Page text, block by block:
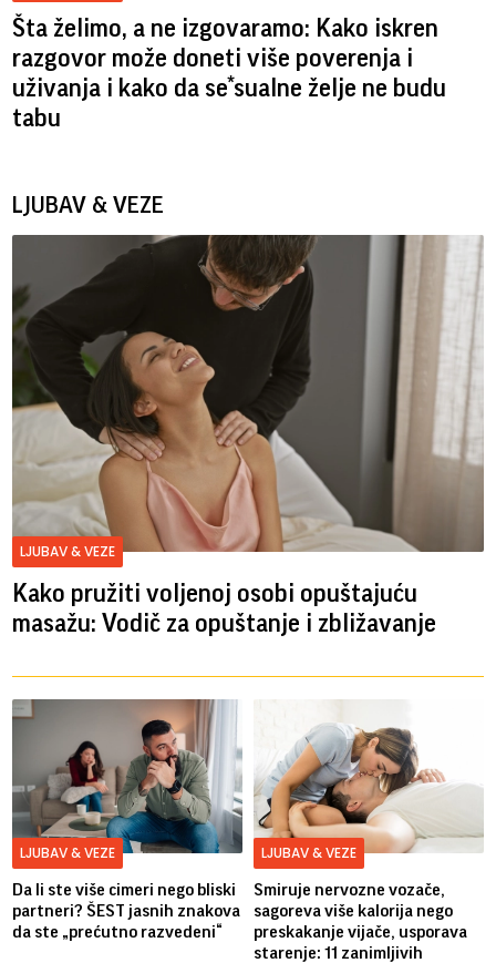
Šta želimo, a ne izgovaramo: Kako iskren
razgovor može doneti više poverenja i
uživanja i kako da se*sualne želje ne budu
tabu
LJUBAV & VEZE
LJUBAV & VEZE
Kako pružiti voljenoj osobi opuštajuću
masažu: Vodič za opuštanje i zbližavanje
LJUBAV & VEZE
Da li ste više cimeri nego bliski
partneri? ŠEST jasnih znakova
da ste „prećutno razvedeni“
LJUBAV & VEZE
Smiruje nervozne vozače,
sagoreva više kalorija nego
preskakanje vijače, usporava
starenje: 11 zanimljivih